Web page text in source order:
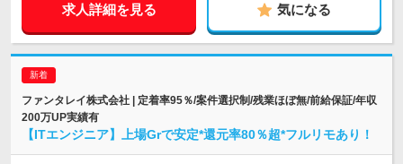
求人詳細を見る 気になる
ファンタレイ株式会社 | 定着率95％/案件選択制/残業ほぼ無/前給保証/年収
200万UP実績有
【ITエンジニア】上場Grで安定*還元率80％超*フルリモあり！